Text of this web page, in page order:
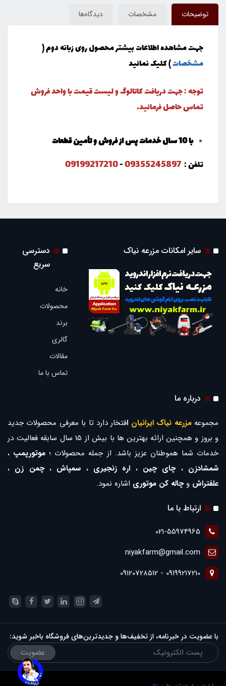
توضیحات مشخصات دیدگاه‌ها
جهت مشاهده اطلاعات بیشتر محصول روی زبانه دوم (
مشخصات) کلیک نمائید
توجه : جهت دریافت کاتالوگ و لیست قیمت با واحد فروش
تماس حاصل فرمائید.
با 10 سال خدمات پس از فروش و تأمین قطعات
تلفن : 09355245897
-
09199217210
سایر امکانات مزرعه نیاک
دسترسی
سریع
خانه
محصولات
برند
گالری
مقالات
تماس با ما
درباره ما
مجموعهمزرعه نیاک ایرانیان افتخار دارد تا با معرفی محصولات جدید
و بروز و همچنین ارائه بهترین ها با بیش از 15 سال سابقه فعالیت در
خدمات شما هموطنان عزیز باشد. از جمله محصولات ؛ موتورپمپ ،
شمشادزن ،چای چین ، اره زنجیری ، سمپاش ،چمن زن ،
علفتراش وچاله کن موتوری اشاره نمود.
ارتباط با ما
021-55974965
niyakfarm@gmail.com
09199217210 - 09120728512
با عضویت در خبرنامه، از تخفیف‌ها و جدیدترین‌های فروشگاه باخبر شوید:
عضویت